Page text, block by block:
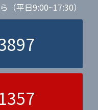
（平日9:00~17:30）